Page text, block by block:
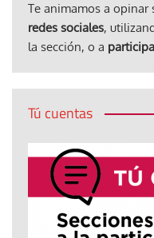
Te animamos a
redes sociales,
la sección, o a
Tú cuentas